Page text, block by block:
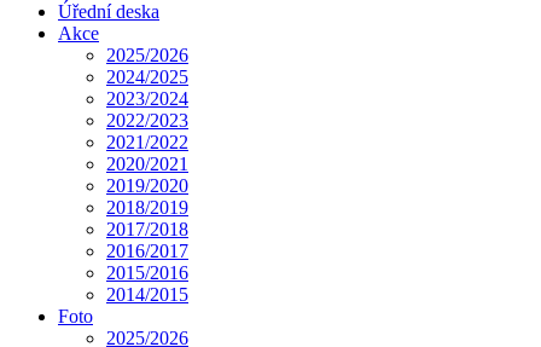
Úřední deska
Akce
2025/2026
2024/2025
2023/2024
2022/2023
2021/2022
2020/2021
2019/2020
2018/2019
2017/2018
2016/2017
2015/2016
2014/2015
Foto
2025/2026